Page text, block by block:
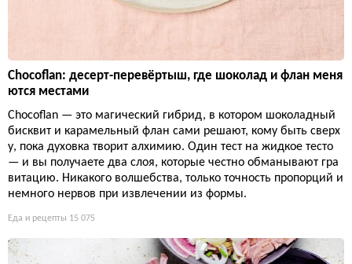
Chocoflan: десерт-перевёртыш, где шоколад и флан меня
ются местами
Chocoflan — это магический гибрид, в котором шоколадный
бисквит и карамельный флан сами решают, кому быть сверх
у, пока духовка творит алхимию. Один тест на жидкое тесто
— и вы получаете два слоя, которые честно обманывают гра
витацию. Никакого волшебства, только точность пропорций и
немного нервов при извлечении из формы.
Еда и рецепты 15 075